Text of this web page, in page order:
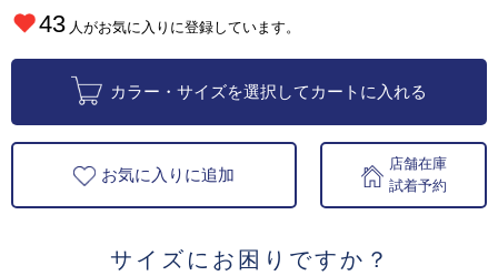
43 人がお気に入りに登録しています。
カラー・サイズを選択してカートに入れる
お気に入りに追加
店舗在庫
試着予約
サイズにお困りですか？